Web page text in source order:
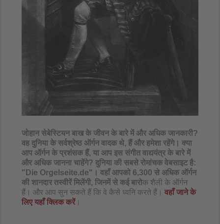
जोहान सेबेस्टियन बाख के जीवन के बारे में और अधिक जानकारी?
वह दुनिया के सर्वश्रेष्ठ ऑर्गन वादक थे, हैं और हमेशा रहेंगे। क्या
आप ऑर्गन के प्रशंसक हैं, या आप इस संगीत वाद्ययंत्र के बारे में
और अधिक जानना चाहेंगे? दुनिया की सबसे रोमांचक वेबसाइट है:
"Die Orgelseite.de"। वहाँ आपको 6,300 से अधिक ऑर्गन
की शानदार तस्वीरें मिलेंगी, जिनमें से कई बारोक शैली के ऑर्गन
हैं। और आप सुन सकते हैं कि वे कैसे ध्वनि करते हैं। वहाँ जाने के
लिए यहाँ क्लिक करें।